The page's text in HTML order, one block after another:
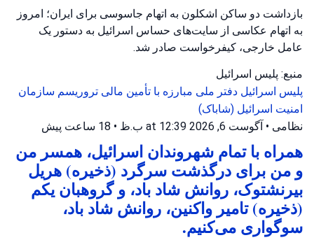
بازداشت دو ساکن اشکلون به اتهام جاسوسی برای ایران؛ امروز
به اتهام عکاسی از سایت‌های حساس اسرائیل به دستور یک
عامل خارجی، کیفرخواست صادر شد.
منبع: پلیس اسرائیل
پلیس اسرائیل دفتر ملی مبارزه با تأمین مالی تروریسم سازمان
امنیت اسرائیل (شاباک)
نظامی • آگوست 6, 2026 at 12:39 ب.ظ • 18 ساعت پیش
همراه با تمام شهروندان اسرائیل، همسر من
و من برای درگذشت سرگرد (ذخیره) هریل
بیرنشتوک، روانش شاد باد، و گروهبان یکم
(ذخیره) تامیر واکنین، روانش شاد باد،
سوگواری می‌کنیم.